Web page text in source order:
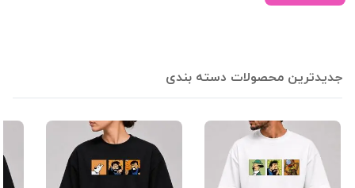
جدیدترین محصولات دسته بندی